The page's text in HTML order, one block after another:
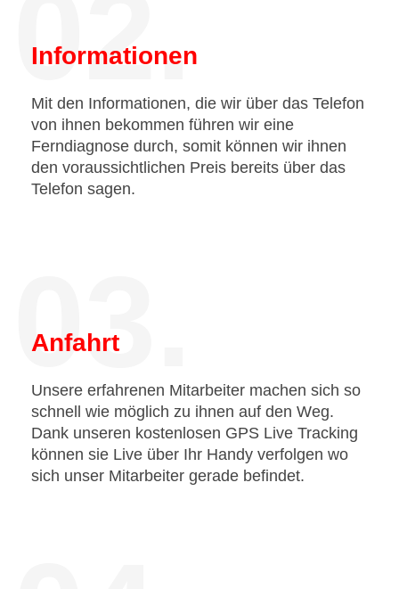
02.
Informationen
Mit den Informationen, die wir über das Telefon
von ihnen bekommen führen wir eine
Ferndiagnose durch, somit können wir ihnen
den voraussichtlichen Preis bereits über das
Telefon sagen.
03.
Anfahrt
Unsere erfahrenen Mitarbeiter machen sich so
schnell wie möglich zu ihnen auf den Weg.
Dank unseren kostenlosen GPS Live Tracking
können sie Live über Ihr Handy verfolgen wo
sich unser Mitarbeiter gerade befindet.